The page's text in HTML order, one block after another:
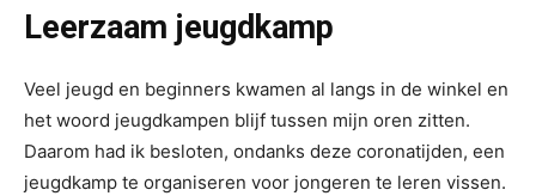
Leerzaam jeugdkamp
Veel jeugd en beginners kwamen al langs in de winkel en
het woord jeugdkampen blijf tussen mijn oren zitten.
Daarom had ik besloten, ondanks deze coronatijden, een
jeugdkamp te organiseren voor jongeren te leren vissen.